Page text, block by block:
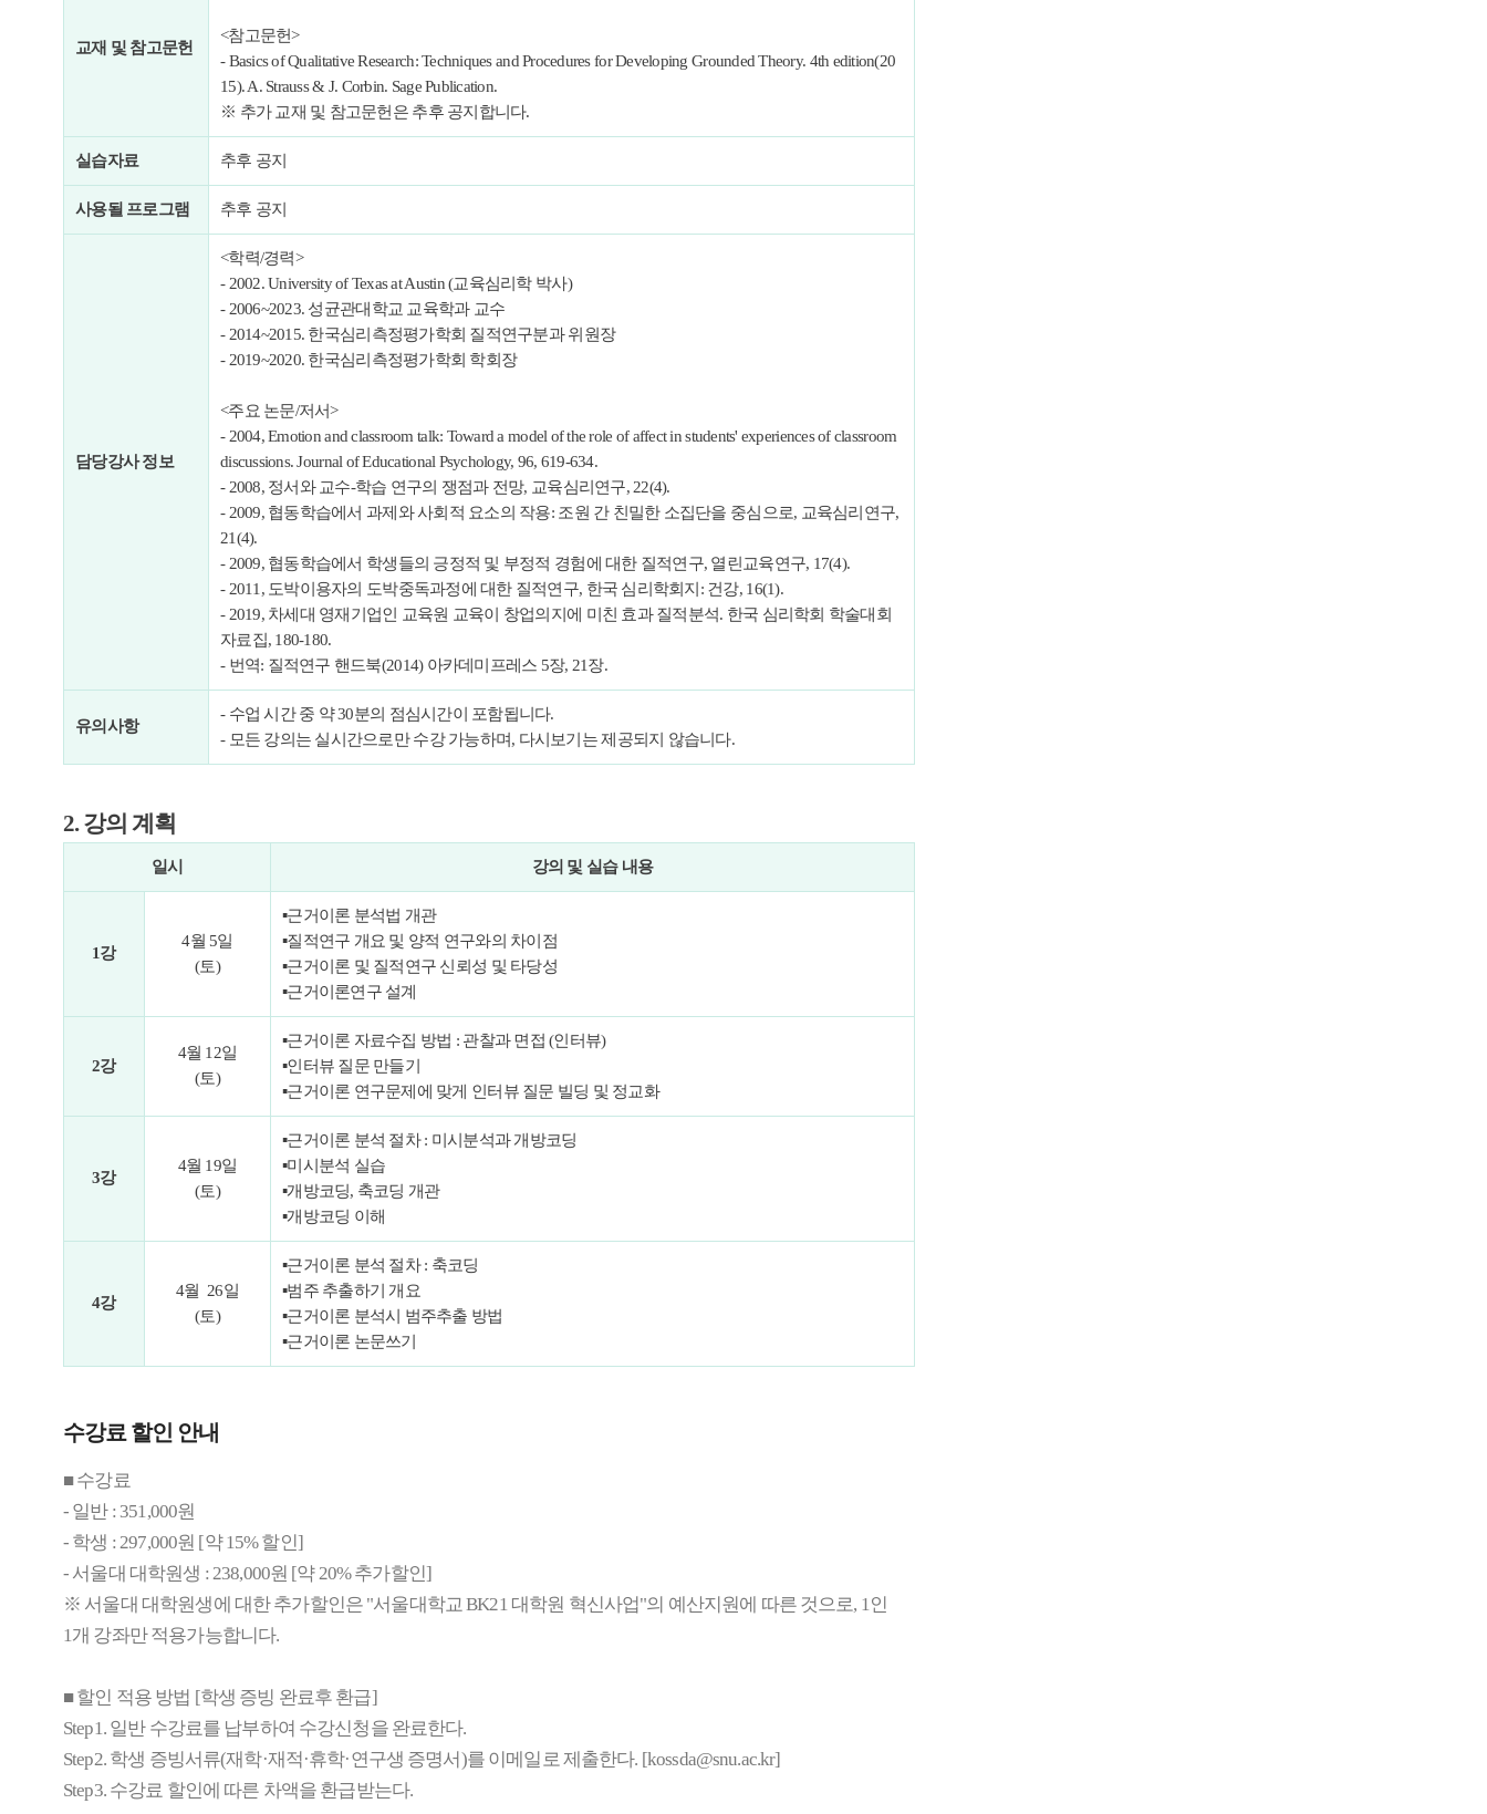
교재 및 참고문헌
<참고문헌>
- Basics of Qualitative Research: Techniques and Procedures for Developing Grounded Theory. 4th edition(20
15). A. Strauss & J. Corbin. Sage Publication.
※ 추가 교재 및 참고문헌은 추후 공지합니다.
실습자료 추후 공지
사용될 프로그램 추후 공지
담당강사 정보
<학력/경력>
- 2002. University of Texas at Austin (교육심리학 박사)
- 2006~2023. 성균관대학교 교육학과 교수
- 2014~2015. 한국심리측정평가학회 질적연구분과 위원장
- 2019~2020. 한국심리측정평가학회 학회장
<주요 논문/저서>
- 2004, Emotion and classroom talk: Toward a model of the role of affect in students' experiences of classroom
discussions. Journal of Educational Psychology, 96, 619-634.
- 2008, 정서와 교수-학습 연구의 쟁점과 전망, 교육심리연구, 22(4).
- 2009, 협동학습에서 과제와 사회적 요소의 작용: 조원 간 친밀한 소집단을 중심으로, 교육심리연구,
21(4).
- 2009, 협동학습에서 학생들의 긍정적 및 부정적 경험에 대한 질적연구, 열린교육연구, 17(4).
- 2011, 도박이용자의 도박중독과정에 대한 질적연구, 한국 심리학회지: 건강, 16(1).
- 2019, 차세대 영재기업인 교육원 교육이 창업의지에 미친 효과 질적분석. 한국 심리학회 학술대회
자료집, 180-180.
- 번역: 질적연구 핸드북(2014) 아카데미프레스 5장, 21장.
유의사항
- 수업 시간 중 약 30분의 점심시간이 포함됩니다.
- 모든 강의는 실시간으로만 수강 가능하며, 다시보기는 제공되지 않습니다.
2. 강의 계획
일시 강의 및 실습 내용
1강
4월 5일
(토)
▪근거이론 분석법 개관
▪질적연구 개요 및 양적 연구와의 차이점
▪근거이론 및 질적연구 신뢰성 및 타당성
▪근거이론연구 설계
2강
4월 12일
(토)
▪근거이론 자료수집 방법 : 관찰과 면접 (인터뷰)
▪인터뷰 질문 만들기
▪근거이론 연구문제에 맞게 인터뷰 질문 빌딩 및 정교화
3강
4월 19일
(토)
▪근거이론 분석 절차 : 미시분석과 개방코딩
▪미시분석 실습
▪개방코딩, 축코딩 개관
▪개방코딩 이해
4강
4월 26일
(토)
▪근거이론 분석 절차 : 축코딩
▪범주 추출하기 개요
▪근거이론 분석시 범주추출 방법
▪근거이론 논문쓰기
수강료 할인 안내
■ 수강료
- 일반 : 351,000원
- 학생 : 297,000원 [약 15% 할인]
- 서울대 대학원생 : 238,000원 [약 20% 추가할인]
※ 서울대 대학원생에 대한 추가할인은 "서울대학교 BK21 대학원 혁신사업"의 예산지원에 따른 것으로, 1인
1개 강좌만 적용가능합니다.
■ 할인 적용 방법 [학생 증빙 완료후 환급]
Step1. 일반 수강료를 납부하여 수강신청을 완료한다.
Step2. 학생 증빙서류(재학·재적·휴학·연구생 증명서)를 이메일로 제출한다. [kossda@snu.ac.kr]
Step3. 수강료 할인에 따른 차액을 환급받는다.